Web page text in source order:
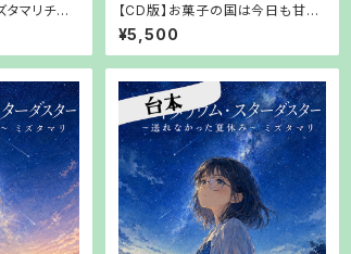
タマリチェ
郵送でお渡
【CD版】お菓子の国は今日も甘
い。SHOWROOM版【郵送でお渡
し】
¥5,500